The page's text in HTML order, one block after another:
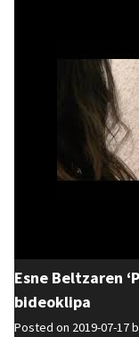
Esne Beltzaren
bideoklipa
Posted on 2019-07-17